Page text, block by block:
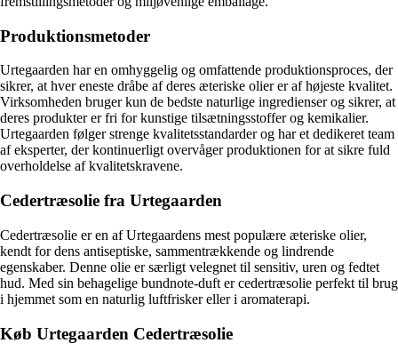
Produktionsmetoder
Urtegaarden har en omhyggelig og omfattende produktionsproces, der
sikrer, at hver eneste dråbe af deres æteriske olier er af højeste kvalitet.
Virksomheden bruger kun de bedste naturlige ingredienser og sikrer, at
deres produkter er fri for kunstige tilsætningsstoffer og kemikalier.
Urtegaarden følger strenge kvalitetsstandarder og har et dedikeret team
af eksperter, der kontinuerligt overvåger produktionen for at sikre fuld
overholdelse af kvalitetskravene.
Cedertræsolie fra Urtegaarden
Cedertræsolie er en af Urtegaardens mest populære æteriske olier,
kendt for dens antiseptiske, sammentrækkende og lindrende
egenskaber. Denne olie er særligt velegnet til sensitiv, uren og fedtet
hud. Med sin behagelige bundnote-duft er cedertræsolie perfekt til brug
i hjemmet som en naturlig luftfrisker eller i aromaterapi.
Køb Urtegaarden Cedertræsolie